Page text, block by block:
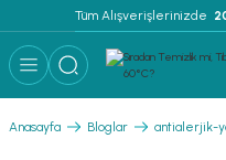
Tüm Alışverişlerinizde
ÜRÜNLERİ ''EVOMED''
SOLÜSYONU
- NEM ALMA
Anasayfa Bloglar antialerjik-